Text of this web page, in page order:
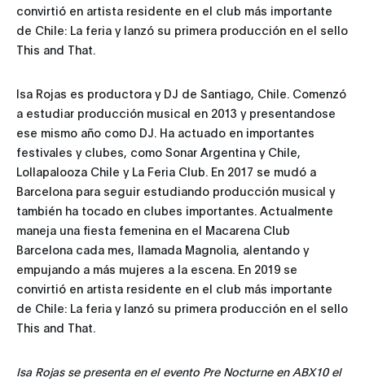
convirtió en artista residente en el club más importante
de Chile: La feria y lanzó su primera producción en el sello
This and That.
Isa Rojas es productora y DJ de Santiago, Chile. Comenzó
a estudiar producción musical en 2013 y presentandose
ese mismo año como DJ. Ha actuado en importantes
festivales y clubes, como Sonar Argentina y Chile,
Lollapalooza Chile y La Feria Club. En 2017 se mudó a
Barcelona para seguir estudiando producción musical y
también ha tocado en clubes importantes. Actualmente
maneja una fiesta femenina en el Macarena Club
Barcelona cada mes, llamada Magnolia, alentando y
empujando a más mujeres a la escena. En 2019 se
convirtió en artista residente en el club más importante
de Chile: La feria y lanzó su primera producción en el sello
This and That.
Isa Rojas se presenta en el evento Pre Nocturne en ABX10 el